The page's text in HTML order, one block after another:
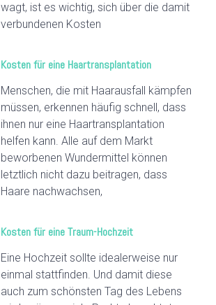
wagt, ist es wichtig, sich über die damit
verbundenen Kosten
Kosten für eine Haartransplantation
Menschen, die mit Haarausfall kämpfen
müssen, erkennen häufig schnell, dass
ihnen nur eine Haartransplantation
helfen kann. Alle auf dem Markt
beworbenen Wundermittel können
letztlich nicht dazu beitragen, dass
Haare nachwachsen,
Kosten für eine Traum-Hochzeit
Eine Hochzeit sollte idealerweise nur
einmal stattfinden. Und damit diese
auch zum schönsten Tag des Lebens